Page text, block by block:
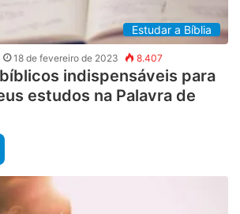
Estudar a Bíblia
18 de fevereiro de 2023 8.407
indispensáveis para
estudos na Palavra de